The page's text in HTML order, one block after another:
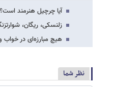
آیا چرچیل هنرمند
زلنسکی، ریگان،
هیچ مبارزه‌ای در
نظر شما